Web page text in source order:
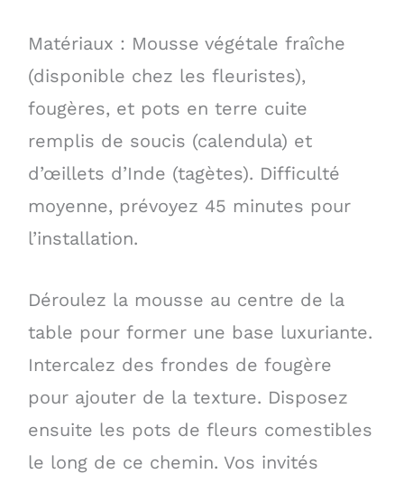
Matériaux : Mousse végétale fraîche
(disponible chez les fleuristes),
fougères, et pots en terre cuite
remplis de soucis (calendula) et
d’œillets d’Inde (tagètes). Difficulté
moyenne, prévoyez 45 minutes pour
l’installation.
Déroulez la mousse au centre de la
table pour former une base luxuriante.
Intercalez des frondes de fougère
pour ajouter de la texture. Disposez
ensuite les pots de fleurs comestibles
le long de ce chemin. Vos invités